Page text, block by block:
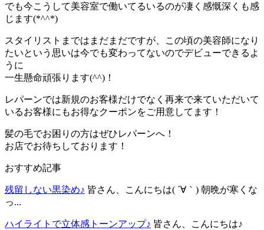
でも今こうして美容室で働いてるいるのが凄く感慨深くも感
じます(*^^*)
スタイリストまではまだまだですが、この頃の美容師になり
たいという思いは今でも変わってないのでデビューできるよ
うに
一生懸命頑張ります(^^)！
レパーンでは新規のお客様だけでなく再来で来ていただいて
いるお客様にもお得なクーポンをご用意してます！
髪の毛でお困りの方はぜひレパーンへ！
お店でお待ちしております！
おすすめ記事
残留しない黒染め♪ 皆さん、こんにちは( ´∀｀) 朝晩が寒くな
っ...
ハイライトで立体感トーンアップ♪ 皆さん、こんにちは♪